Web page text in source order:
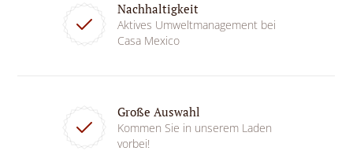
Nachhaltigkeit
Aktives Umweltmanagement bei
Casa Mexico
Große Auswahl
Kommen Sie in unserem Laden
vorbei!